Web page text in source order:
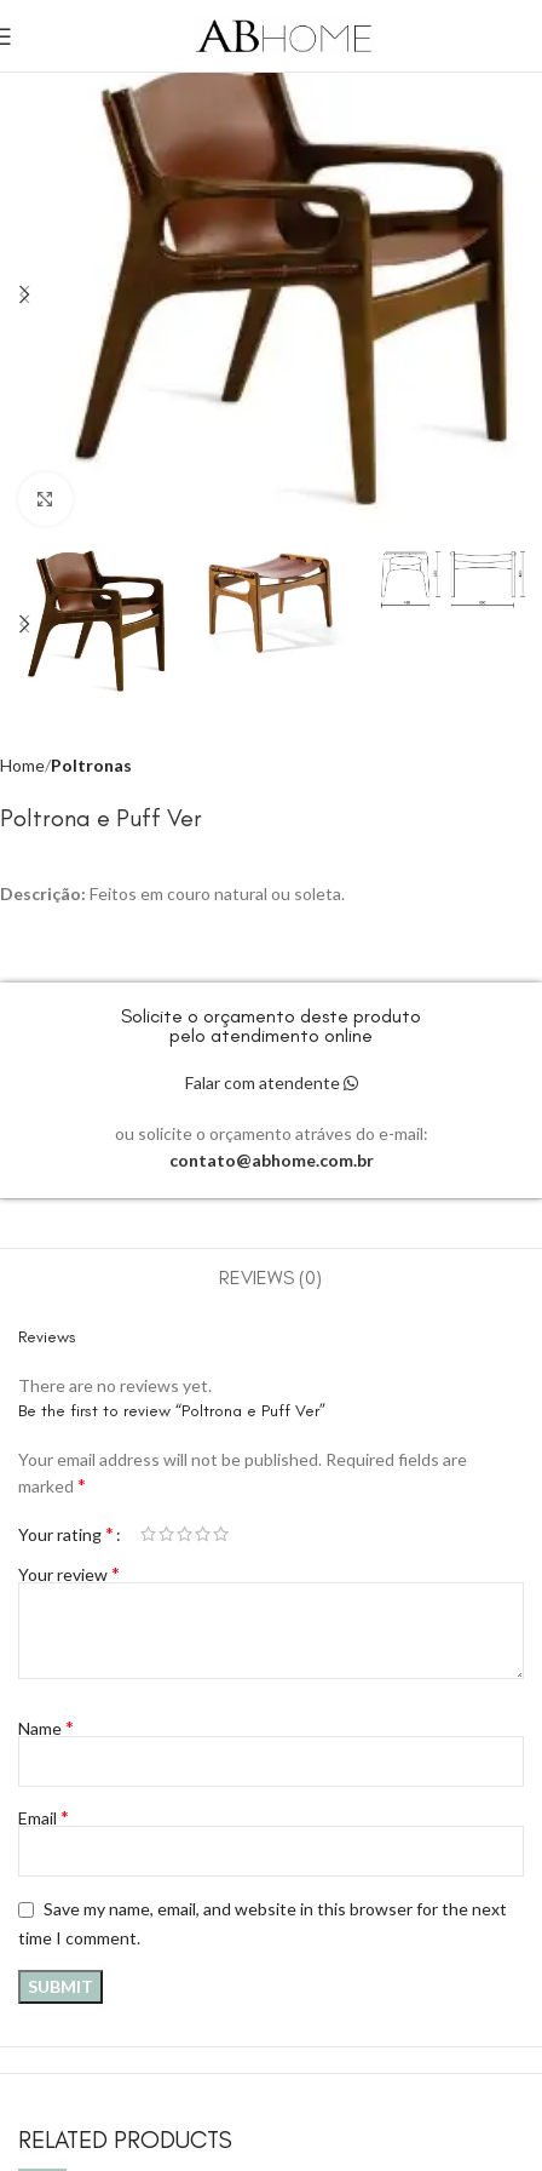
Home Poltronas
Poltrona e Puff Ver
Descrição: Feitos em couro natural ou soleta.
Solicite o orçamento deste produto
pelo atendimento online
Falar com atendente
ou solicite o orçamento atráves do e-mail:
contato@abhome.com.br
REVIEWS (0)
Reviews
There are no reviews yet.
Be the first to review “Poltrona e Puff Ver”
Your email address will not be published. Required fields are
marked *
Your rating*
Your review*
Name*
Email *
Save my name, email, and website in this browser for the next
time I comment.
RELATED PRODUCTS